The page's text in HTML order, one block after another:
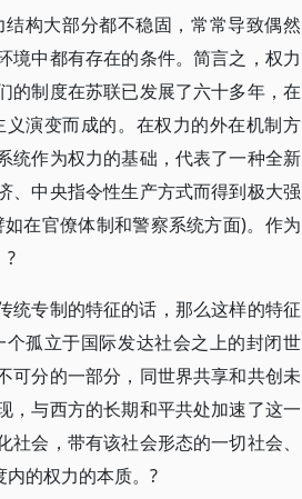
构大部分都不稳固，常常导致偶然
境中都有存在的条件。简言之，权力
的制度在苏联已发展了六十多年，在
演变而成的。在权力的外在机制方
统作为权力的基础，代表了一种全新
、中央指令性生产方式而得到极大强
在官僚体制和警察系统方面)。作为
?
统专制的特征的话，那么这样的特征
孤立于国际发达社会之上的封闭世
可分的一部分，同世界共享和共创未
，与西方的长期和平共处加速了这一
会，带有该社会形态的一切社会、
的权力的本质。?